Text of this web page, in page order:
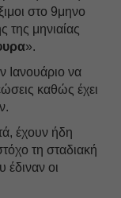
στο 9μηνο
της μηνιαίας
».
Ιανουάριο να
καθώς έχει
έχουν ήδη
τη σταδιακή
οι